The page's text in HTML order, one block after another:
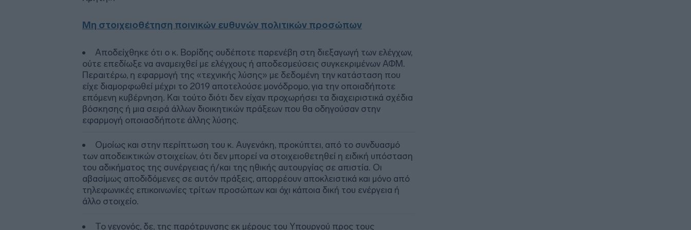
Μη στοιχειοθέτηση ποινικών ευθυνών πολιτικών προσώπων
Αποδείχθηκε ότι ο κ. Βορίδης ουδέποτε παρενέβη στη διεξαγωγή των ελέγχων,
ούτε επεδίωξε να αναμειχθεί με ελέγχους ή αποδεσμεύσεις συγκεκριμένων ΑΦΜ.
Περαιτέρω, η εφαρμογή της «τεχνικής λύσης» με δεδομένη την κατάσταση που
είχε διαμορφωθεί μέχρι το 2019 αποτελούσε μονόδρομο, για την οποιαδήποτε
επόμενη κυβέρνηση. Και τούτο διότι δεν είχαν προχωρήσει τα διαχειριστικά σχέδια
βόσκησης ή μια σειρά άλλων διοικητικών πράξεων που θα οδηγούσαν στην
εφαρμογή οποιασδήποτε άλλης λύσης.
Ομοίως και στην περίπτωση του κ. Αυγενάκη, προκύπτει, από το συνδυασμό
των αποδεικτικών στοιχείων, ότι δεν μπορεί να στοιχειοθετηθεί η ειδική υπόσταση
του αδικήματος της συνέργειας ή/και της ηθικής αυτουργίας σε απιστία. Οι
αβασίμως αποδιδόμενες σε αυτόν πράξεις, απορρέουν αποκλειστικά και μόνο από
τηλεφωνικές επικοινωνίες τρίτων προσώπων και όχι κάποια δική του ενέργεια ή
άλλο στοιχείο.
Το γεγονός, δε, της παρότρυνσης εκ μέρους του Υπουργού προς τους